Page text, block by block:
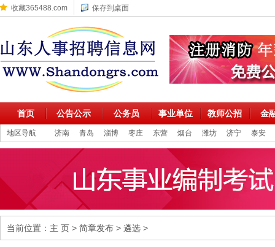
收藏365488.com 保存到桌面
首页 公告公示 公务员 事业单位 教师公招 金
地区导航 济南 青岛 淄博 枣庄 东营 烟台 潍坊 济宁 泰安
当前位置： 主 页 > 简章发布 > 遴选 >